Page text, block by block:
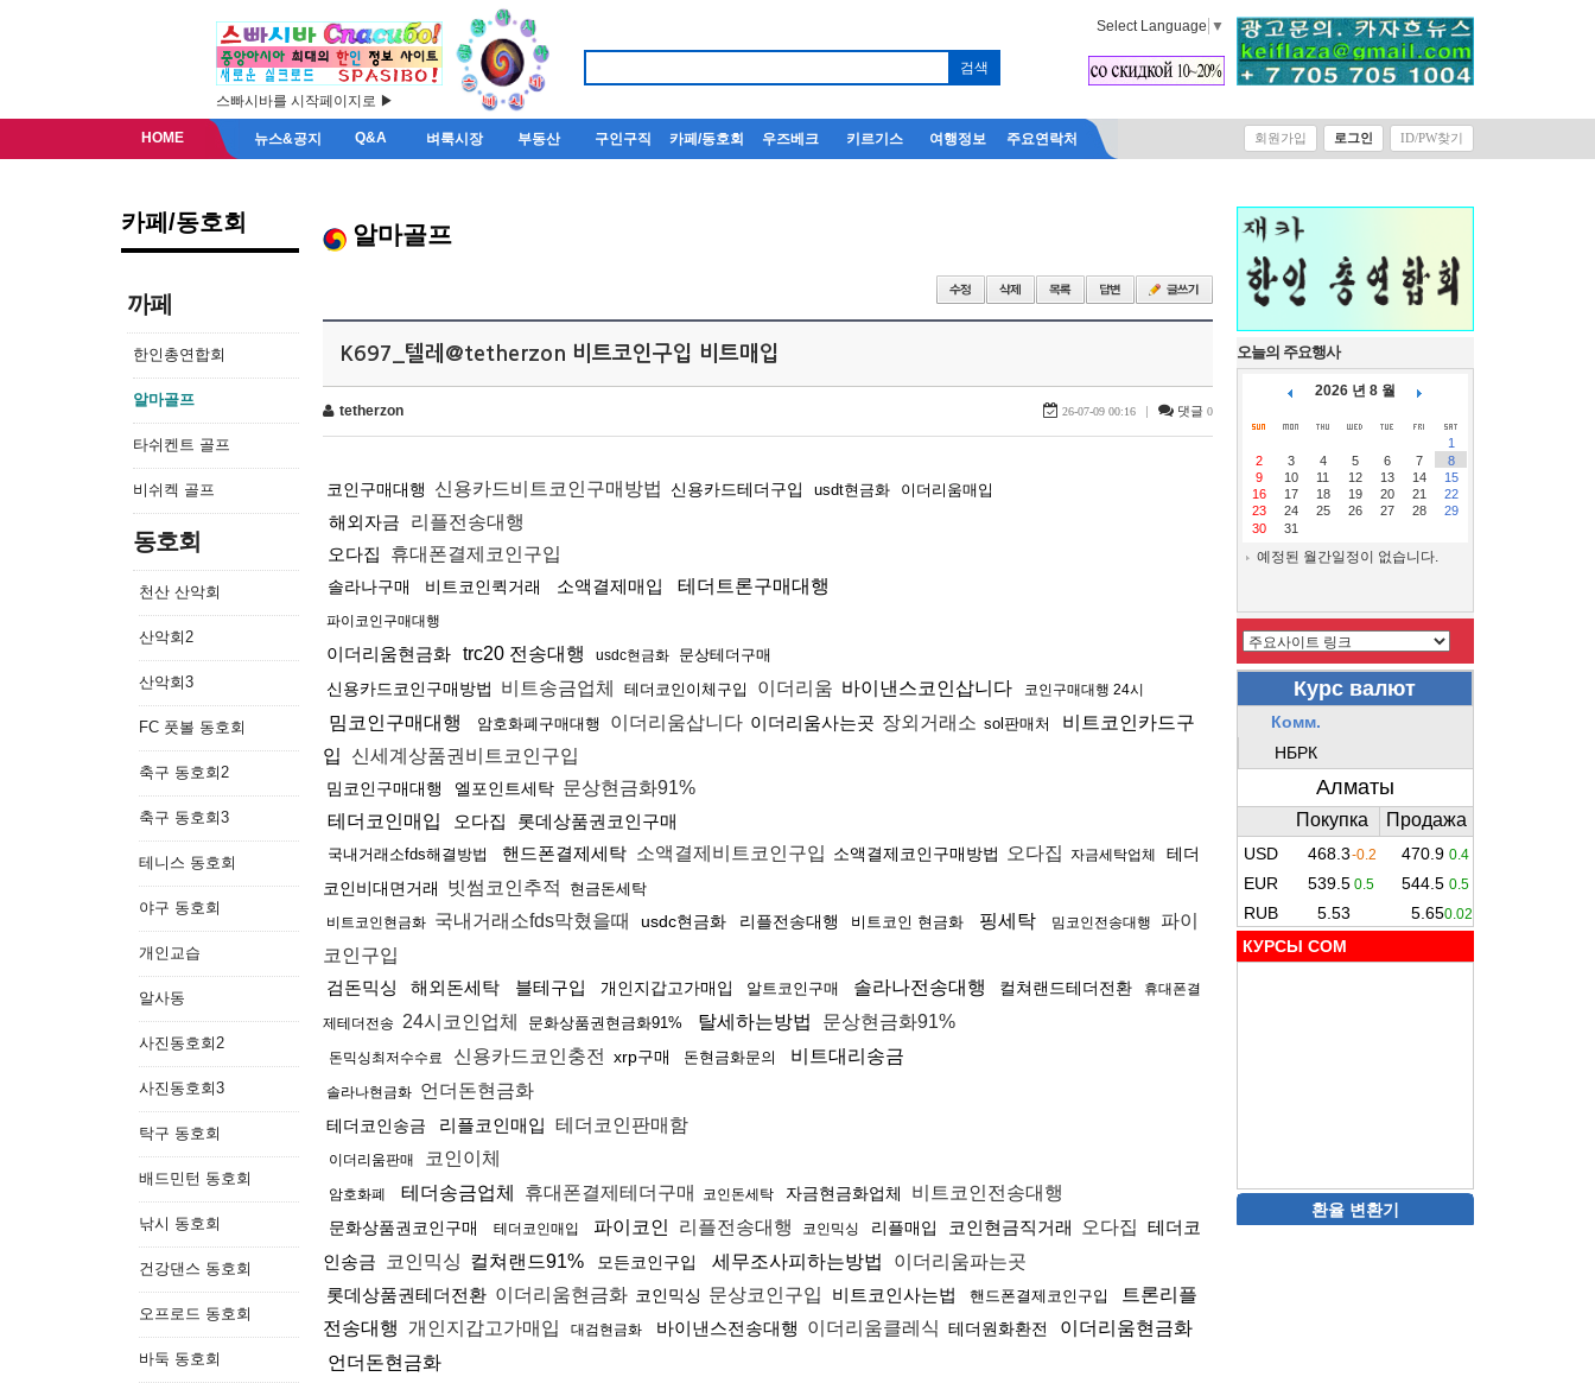
스빠시바를 시작페이지로 ▶
Select Language ▼
HOME 뉴스&공지 Q&A 벼룩시장 부동산 구인구직 카페/동호회 우즈베크 키르기스 여행정보 주요연락처 회원가입 로그인 ID/PW찾기
카페/동호회
까페
한인총연합회
알마골프
타쉬켄트 골프
비쉬켁 골프
동호회
천산 산악회
산악회2
산악회3
FC 풋볼 동호회
축구 동호회2
축구 동호회3
테니스 동호회
야구 동호회
개인교습
알사동
사진동호회2
사진동호회3
탁구 동호회
배드민턴 동호회
낚시 동호회
건강댄스 동호회
오프로드 동호회
바둑 동호회
알마골프
K697_텔레@tetherzon 비트코인구입 비트매입
tetherzon 26-07-09 00:16 | 댓글 0
코인구매대행 신용카드비트코인구매방법 신용카드테더구입 usdt현금화 이더리움매입
해외자금
리플전송대행
오다집
휴대폰결제코인구입
솔라나구매 비트코인퀵거래 소액결제매입 테더트론구매대행
파이코인구매대행
이더리움현금화 trc20 전송대행 usdc현금화 문상테더구매
신용카드코인구매방법 비트송금업체 테더코인이체구입 이더리움 바이낸스코인삽니다 코인구매대행 24시
밈코인구매대행 암호화폐구매대행 이더리움삽니다 이더리움사는곳 장외거래소 sol판매처
비트코인카드구
입
신세계상품권비트코인구입
밈코인구매대행 엘포인트세탁 문상현금화91%
테더코인매입
오다집 롯데상품권코인구매
국내거래소fds해결방법 핸드폰결제세탁 소액결제비트코인구입 소액결제코인구매방법 오다집 자금세탁업체
테더
코인비대면거래
빗썸코인추적 현금돈세탁
비트코인현금화 국내거래소fds막혔을때 usdc현금화 리플전송대행 비트코인 현금화 핑세탁 밈코인전송대행
파이
코인구입
검돈믹싱
해외돈세탁 블테구입 개인지갑고가매입 알트코인구매 솔라나전송대행 컬쳐랜드테더전환 휴대폰결
제테더전송 24시코인업체 문화상품권현금화91% 탈세하는방법 문상현금화91%
돈믹싱최저수수료 신용카드코인충전 xrp구매 돈현금화문의 비트대리송금
솔라나현금화 언더돈현금화
테더코인송금 리플코인매입 테더코인판매함
이더리움판매 코인이체
암호화폐 테더송금업체 휴대폰결제테더구매 코인돈세탁 자금현금화업체 비트코인전송대행
문화상품권코인구매 테더코인매입 파이코인 리플전송대행 코인믹싱 리플매입 코인현금직거래 오다집 테더코
인송금
코인믹싱 컬쳐랜드91% 모든코인구입 세무조사피하는방법
이더리움파는곳
롯데상품권테더전환 이더리움현금화 코인믹싱 문상코인구입 비트코인사는법 핸드폰결제코인구입
트론리플
전송대행
개인지갑고가매입 대검현금화 바이낸스전송대행 이더리움클레식 테더원화환전
이더리움현금화
언더돈현금화
오늘의 주요행사
2026 년 8 월
1
2
3 4 5 6 7
8
9
10 11 12 13 14
15
16
17 18 19 20 21
22
23
24 25 26 27 28
29
30
31
예정된 월간일정이 없습니다.
КУРСЫ COM
환율 변환기